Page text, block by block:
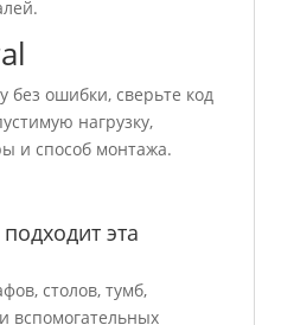
без ошибки, сверьте код
нагрузку,
и способ монтажа.
эта
столов, тумб,
вспомогательных